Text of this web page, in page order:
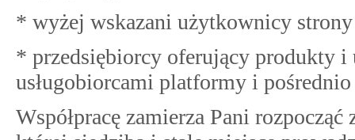
* wyżej wskazani użytkownicy
* przedsiębiorcy oferujący produkty i
usługobiorcami platformy i
Współpracę zamierza Pani